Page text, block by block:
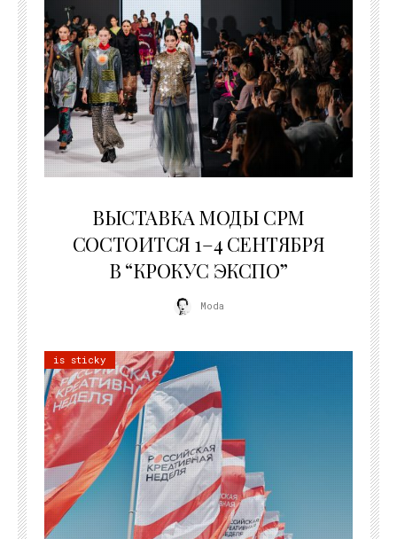
ВЫСТАВКА МОДЫ CPM
СОСТОИТСЯ 1–4 СЕНТЯБРЯ
В “КРОКУС ЭКСПО”
Moda
is sticky